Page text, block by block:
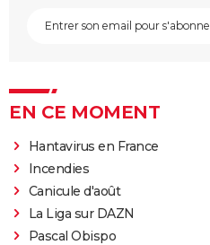
EN CE MOMENT
Hantavirus en France
Incendies
Canicule d'août
La Liga sur DAZN
Pascal Obispo